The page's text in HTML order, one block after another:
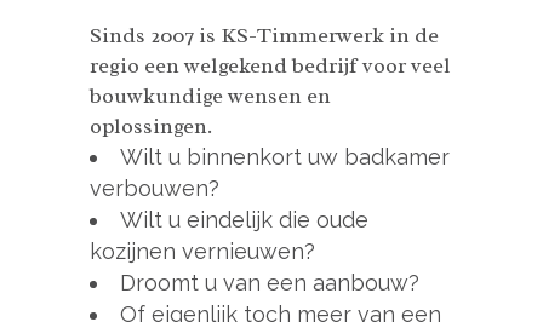
Sinds 2007 is KS-Timmerwerk in de
regio een welgekend bedrijf voor veel
bouwkundige wensen en
oplossingen.
Wilt u binnenkort uw badkamer
verbouwen?
Wilt u eindelijk die oude
kozijnen vernieuwen?
Droomt u van een aanbouw?
Of eigenlijk toch meer van een